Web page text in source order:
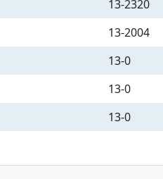
13-2320
13-2004
13-0
13-0
13-0